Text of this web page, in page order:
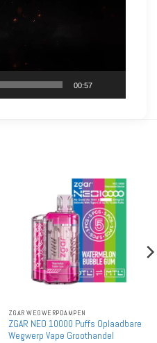
00:57
ZGAR WEGWERPDAMPEN
ZGAR NEO 10000 Puffs Oplaadbare
Wegwerp Vape Groothandel